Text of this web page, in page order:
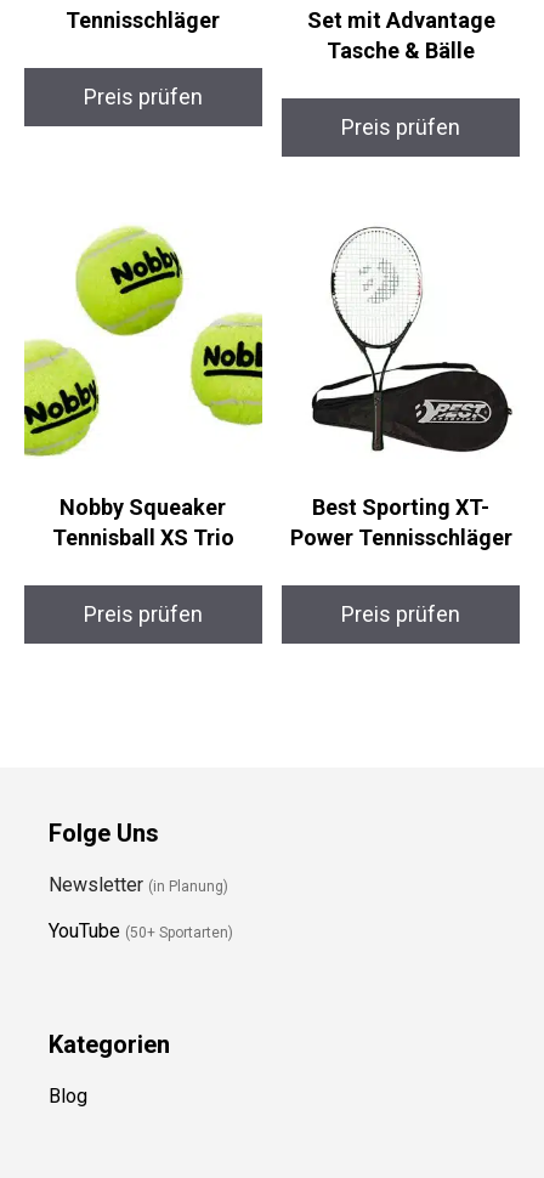
Tennisschläger
Preis prüfen
Set mit Advantage
Tasche & Bälle
Preis prüfen
Nobby Squeaker
Tennisball XS Trio
Preis prüfen
Best Sporting XT-
Power Tennisschläger
Preis prüfen
Folge Uns
Newsletter (in Planung)
YouTube (50+ Sportarten)
Kategorien
Blog